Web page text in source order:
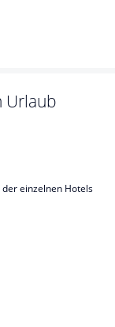
Urlaub
einzelnen Hotels